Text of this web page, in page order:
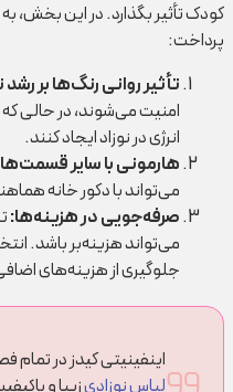
کودک تأثیر بگذارد. در این بخش،
پرداخت:
تأثیر روانی رنگ‌ها بر رشد
امنیت می‌شوند، در حالی
انرژی در نوزاد ایجاد کنند.
هارمونی با سایر
می‌تواند با دکور خانه
صرفه‌جویی در هزینه‌ها:
می‌تواند هزینه‌بر باشد.
جلوگیری از هزینه‌های
اینفینیتی کیدز در تمام
لباس نوزادیزیبا و